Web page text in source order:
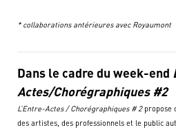
* collaborations antérieures avec Royaumont
Dans le cadre du week-end
Actes/Chorégraphiques #2
L’Entre-Actes / Chorégraphiques # 2propose
des artistes, des professionnels et le public